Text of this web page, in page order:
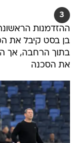
3
ההזדמנות
בן בסט קיבל את
בתוך הרחבה, אך
את הסכנה